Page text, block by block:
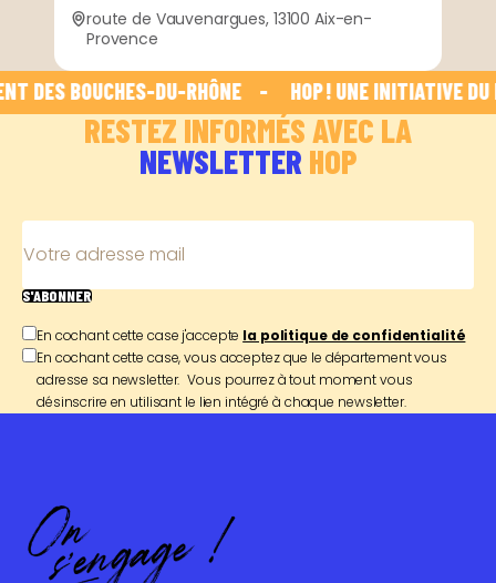
route de Vauvenargues, 13100 Aix-en-
Provence
DES BOUCHES-DU-RHÔNE    - HOP ! UNE INITIATIVE
RESTEZ INFORMÉS AVEC LA
NEWSLETTER HOP
Votre adresse mail
S'ABONNER
En cochant cette case j'accepte la politique de confidentialité
En cochant cette case, vous acceptez que le département vous
adresse sa newsletter. Vous pourrez à tout moment vous
désinscrire en utilisant le lien intégré à chaque newsletter.